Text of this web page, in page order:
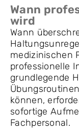
Wann
wird
Wann
medizinischen
professionelle
grundlegende
können,
sofortige
Fachpersonal.